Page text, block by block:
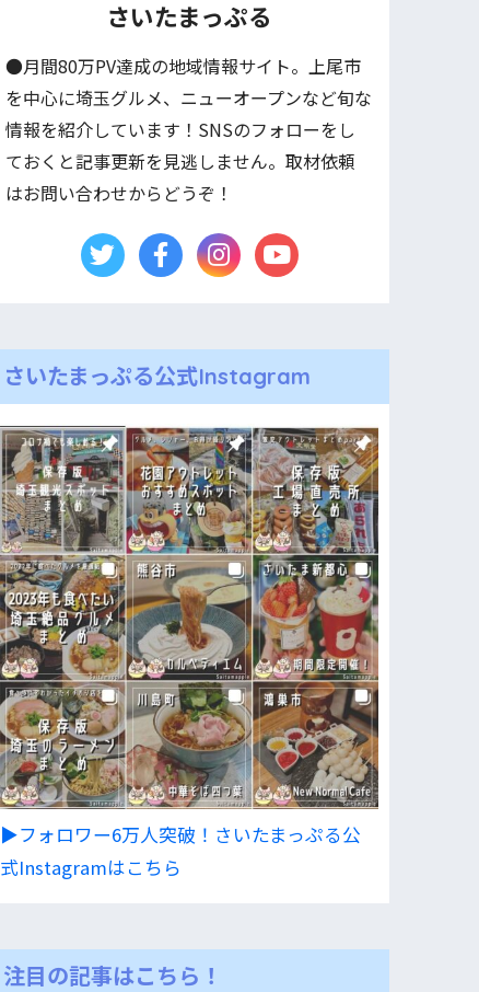
さいたまっぷる
●月間80万PV達成の地域情報サイト。上尾市
を中心に埼玉グルメ、ニューオープンなど旬な
情報を紹介しています！SNSのフォローをし
ておくと記事更新を見逃しません。取材依頼
はお問い合わせからどうぞ！
さいたまっぷる公式Instagram
▶︎フォロワー6万人突破！さいたまっぷる公
式Instagramはこちら
注目の記事はこちら！